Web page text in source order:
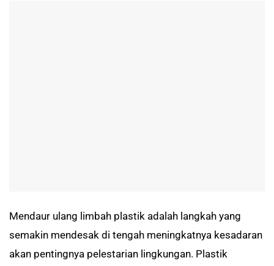
Mendaur ulang limbah plastik adalah langkah yang
semakin mendesak di tengah meningkatnya kesadaran
akan pentingnya pelestarian lingkungan. Plastik